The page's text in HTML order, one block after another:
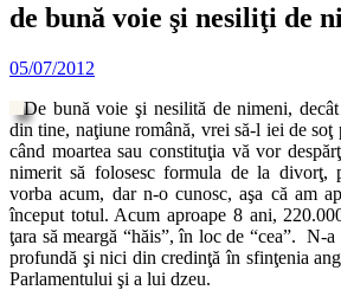
de bună voie şi nesiliţi de
05/07/2012
De bună voie şi nesilită de nimeni,
din tine, naţiune română, vrei să-l iei de soţ
când moartea sau constituţia vă vor
nimerit să folosesc formula de la divorţ,
vorba acum, dar n-o cunosc, aşa că am
început totul. Acum aproape 8 ani,
ţara să meargă “hăis”, în loc de “cea”. N-
profundă şi nici din credinţă în sfinţenia
Parlamentului şi a lui dzeu.